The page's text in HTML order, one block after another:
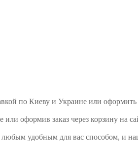
по Киеву и Украине или
оформив заказ через корзину на
удобным для вас способом, и